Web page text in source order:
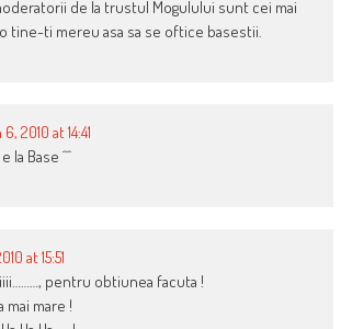
de la trustul Mogulului sunt cei mai
tine-ti mereu asa sa se oftice basestii.
2010 at 14:41
la Base ^^
at 15:51
pentru obtiunea facuta !
mai mare !